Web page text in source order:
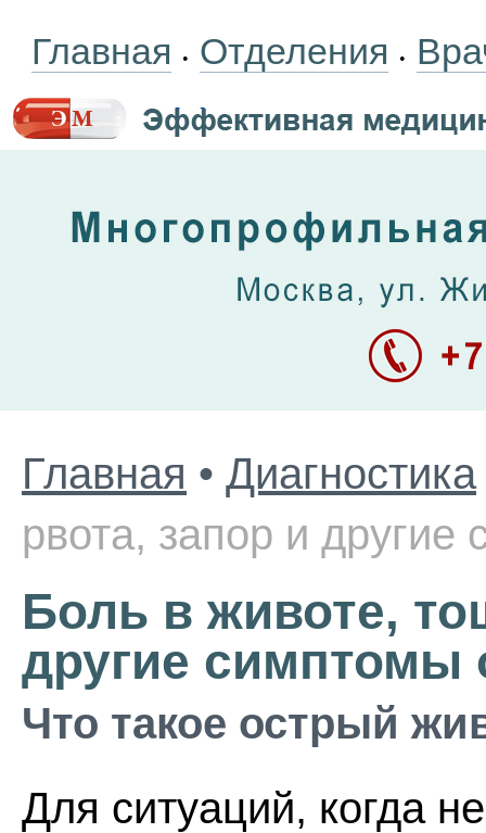
Главная • Отделения •
Главная • Диагностика
рвота, запор и другие
Боль в животе,
другие симптомы
Что такое острый
Для ситуаций, когда